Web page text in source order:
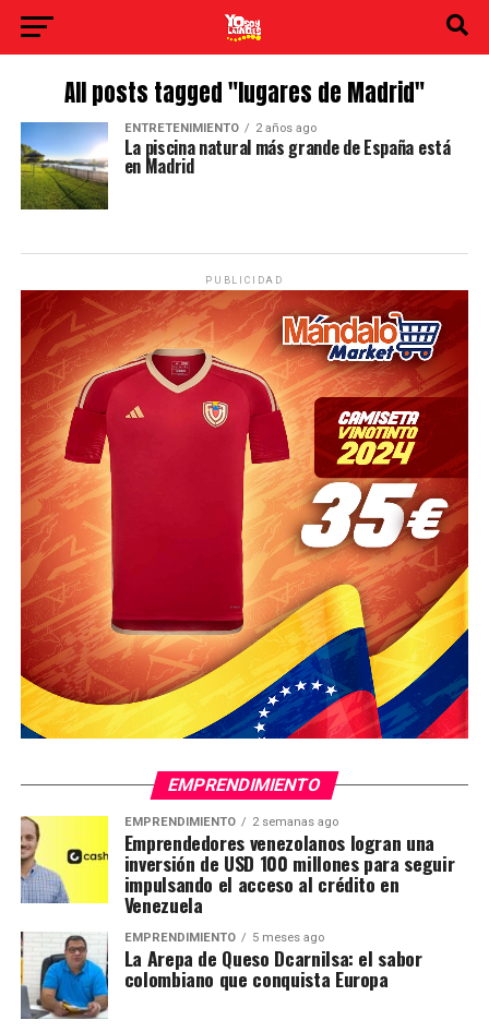
All posts tagged "lugares de Madrid"
ENTRETENIMIENTO 2 años ago
La piscina natural más grande de España está
en Madrid
PUBLICIDAD
EMPRENDIMIENTO
EMPRENDIMIENTO 2 semanas ago
Emprendedores venezolanos logran una
inversión de USD 100 millones para seguir
impulsando el acceso al crédito en
Venezuela
EMPRENDIMIENTO 5 meses ago
La Arepa de Queso Dcarnilsa: el sabor
colombiano que conquista Europa